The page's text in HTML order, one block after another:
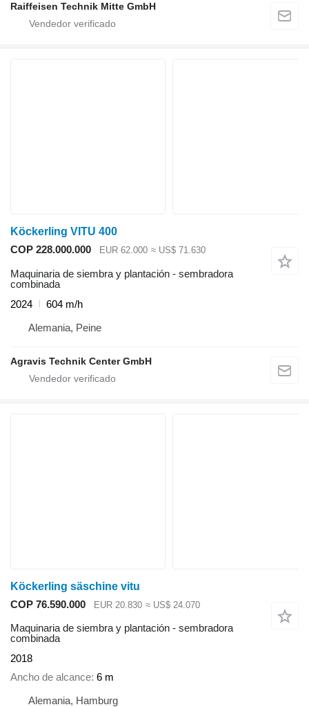
Raiffeisen Technik Mitte GmbH
Köckerling VITU 400
COP 228.000.000
EUR 62.000 ≈ US$ 71.630
Maquinaria de siembra y plantación - sembradora
combinada
2024
604 m/h
Alemania, Peine
Agravis Technik Center GmbH
Köckerling säschine vitu
COP 76.590.000
EUR 20.830 ≈ US$ 24.070
Maquinaria de siembra y plantación - sembradora
combinada
2018
Ancho de alcance 6 m
Alemania, Hamburg